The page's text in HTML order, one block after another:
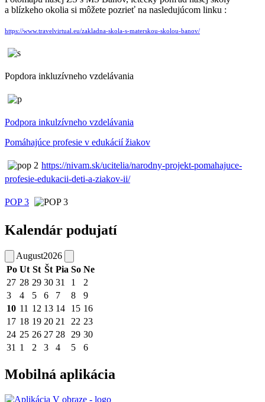
a blízkeho okolia si môžete pozrieť na nasledujúcom linku :
https://www.travelvirtual.eu/zakladna-skola-s-materskou-skolou-banov/
Popdora inkluzívneho vzdelávania
Podpora inkulzívneho vzdelávania
Pomáhajúce profesie v edukácií žiakov
https://nivam.sk/ucitelia/narodny-projekt-pomahajuce-
profesie-edukacii-deti-a-ziakov-ii/
POP 3
Kalendár podujatí
August2026
Po Ut St Št Pia So Ne
27 28 29 30 31 1
2
3
4 5 6 7 8
9
10 11 12 13 14 15 16
17 18 19 20 21 22 23
24 25 26 27 28 29 30
31 1 2 3 4 5 6
Mobilná aplikácia